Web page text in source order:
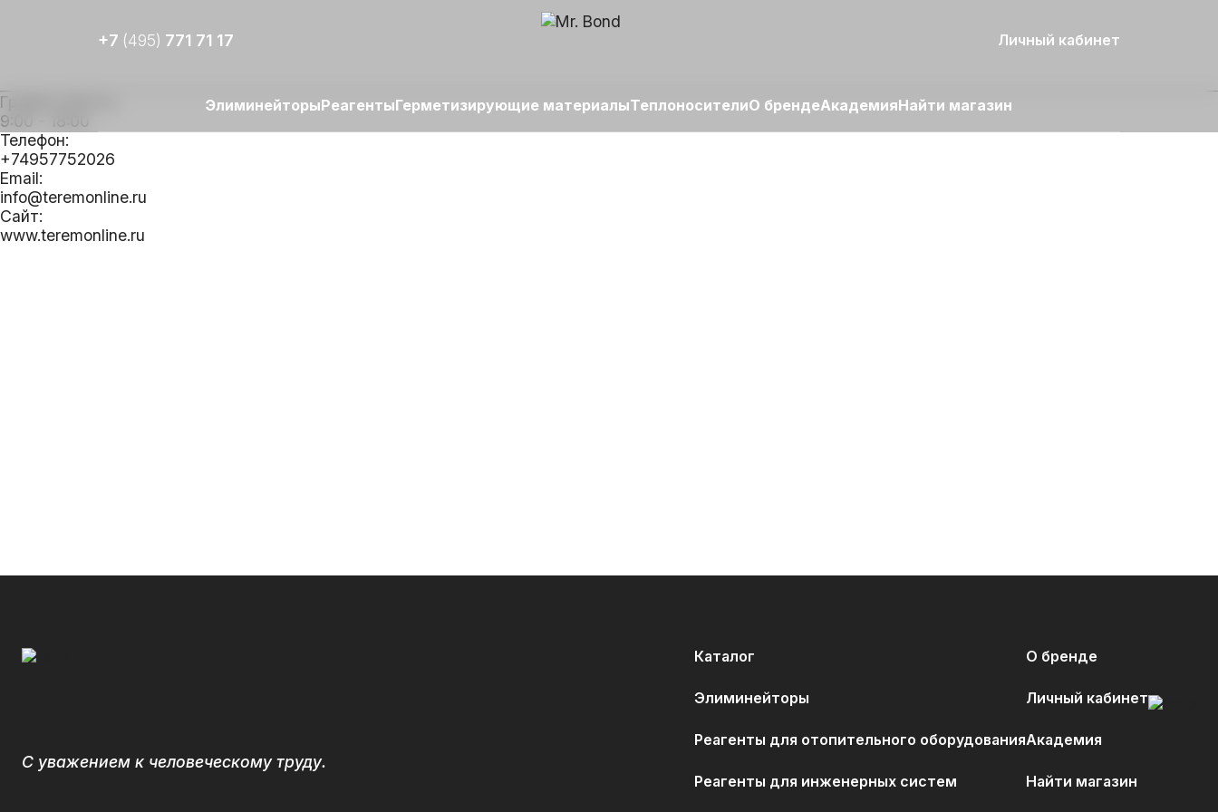
+7 (495) 771 71 17 Личный кабинет
ЭлиминейторыРеагентыГерметизирующие материалыТеплоносителиО брендеАкадемияНайти магазин
График работы:
9:00 - 18:00
Телефон:
+74957752026
Email:
info@teremonline.ru
Сайт:
www.teremonline.ru
С уважением к человеческому труду.
Каталог
Элиминейторы
Реагенты для отопительного оборудования
Реагенты для инженерных систем
О бренде
Личный кабинет
Академия
Найти магазин